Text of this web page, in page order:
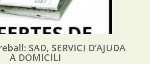
SAD, SERVICI D’AJUDA
A DOMICILI